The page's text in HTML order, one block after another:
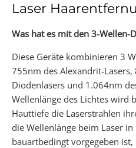
Laser
Was hat es mit den 3-Wellen-
Diese Geräte kombinieren 3
755nm des Alexandrit-
Diodenlasers und 1.064nm
Wellenlänge des Lichtes wird
Hauttiefe die Laserstrahlen
die Wellenlänge beim Laser
bauartbedingt vorgegeben